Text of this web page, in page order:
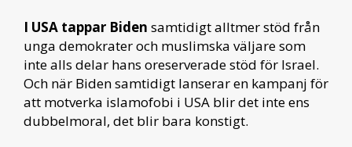
I USA tappar Biden samtidigt alltmer stöd från
unga demokrater och muslimska väljare som
inte alls delar hans oreserverade stöd för Israel.
Och när Biden samtidigt lanserar en kampanj för
att motverka islamofobi i USA blir det inte ens
dubbelmoral, det blir bara konstigt.